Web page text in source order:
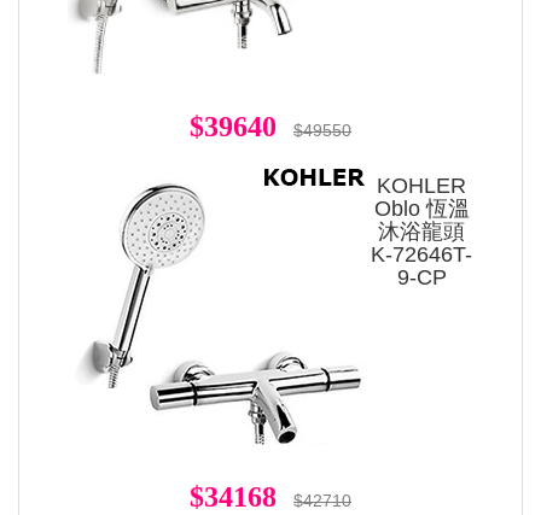
$39640 $49550
KOHLER
Oblo 恆溫
沐浴龍頭
K-72646T-
9-CP
$34168 $42710